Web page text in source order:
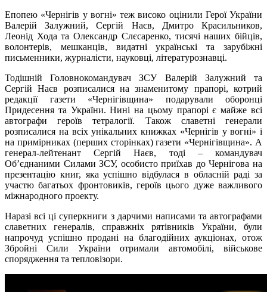
Епопею «Чернігів у вогні» теж високо оцінили Герої України
Валерій Залужний, Сергій Наєв, Дмитро Красильников,
Леонід Хода та Олександр Слєсаренко, тисячі наших бійців,
волонтерів, мешканців, видатні українські та зарубіжні
письменники, журналісти, науковці, літературознавці.
Тодішній Головнокомандувач ЗСУ Валерій Залужний та
Сергій Наєв розписалися на знаменитому прапорі, котрий
редакції газети «Чернігівщина» подарували оборонці
Придесення та України. Нині на цьому прапорі є майже всі
автографи героїв тетралогії. Також славетні генерали
розписалися на всіх унікальних книжках «Чернігів у вогні» і
на примірниках (перших сторінках) газети «Чернігівщина». А
генерал-лейтенант Сергій Наєв, тоді – командувач
Об’єднаними Силами ЗСУ, особисто приїхав до Чернігова на
презентацію книг, яка успішно відбулася в обласній раді за
участю багатьох фронтовиків, героїв цього дуже важливого
міжнародного проекту.
Наразі всі ці суперкниги з дарчими написами та автографами
славетних генералів, справжніх рятівників України, були
напрочуд успішно продані на благодійних аукціонах, отож
Збройні Сили України отримали автомобілі, військове
спорядження та тепловізори.